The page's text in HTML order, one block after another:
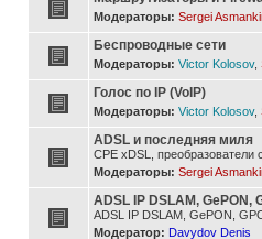
Модераторы: Sergei
Беспроводные сети
Модераторы: Victor Kolosov,
Голос по IP (VoIP)
Модераторы: Victor Kolosov,
ADSL и последняя миля
CPE xDSL,
Модераторы: Sergei
ADSL IP DSLAM, GePON,
ADSL IP DSLAM, GePON,
Модератор: Davydov Denis